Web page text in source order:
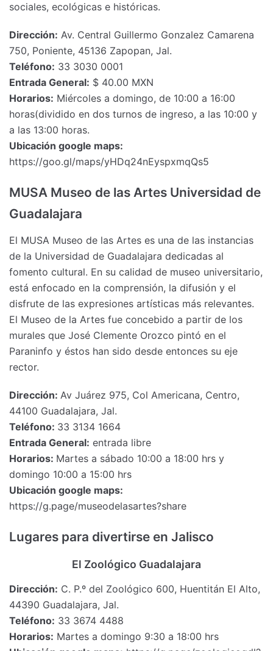
sociales, ecológicas e históricas.
Dirección: Av. Central Guillermo Gonzalez Camarena
750, Poniente, 45136 Zapopan, Jal.
Teléfono: 33 3030 0001
Entrada General: $ 40.00 MXN
Horarios: Miércoles a domingo, de 10:00 a 16:00
horas(dividido en dos turnos de ingreso, a las 10:00 y
a las 13:00 horas.
Ubicación google maps:
https://goo.gl/maps/yHDq24nEyspxmqQs5
MUSA Museo de las Artes Universidad de
Guadalajara
El MUSA Museo de las Artes es una de las instancias
de la Universidad de Guadalajara dedicadas al
fomento cultural. En su calidad de museo universitario,
está enfocado en la comprensión, la difusión y el
disfrute de las expresiones artísticas más relevantes.
El Museo de la Artes fue concebido a partir de los
murales que José Clemente Orozco pintó en el
Paraninfo y éstos han sido desde entonces su eje
rector.
Dirección: Av Juárez 975, Col Americana, Centro,
44100 Guadalajara, Jal.
Teléfono: 33 3134 1664
Entrada General: entrada libre
Horarios: Martes a sábado 10:00 a 18:00 hrs y
domingo 10:00 a 15:00 hrs
Ubicación google maps:
https://g.page/museodelasartes?share
Lugares para divertirse en Jalisco
El Zoológico Guadalajara
Dirección: C. P.º del Zoológico 600, Huentitán El Alto,
44390 Guadalajara, Jal.
Teléfono: 33 3674 4488
Horarios: Martes a domingo 9:30 a 18:00 hrs